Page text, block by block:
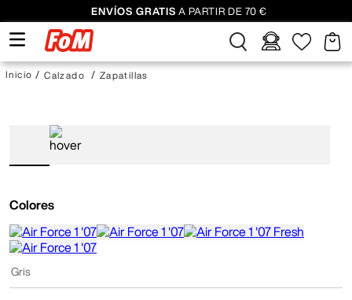
ENVÍOS GRATIS A PARTIR DE 70 €
Calzado Zapatillas
Colores
Gris